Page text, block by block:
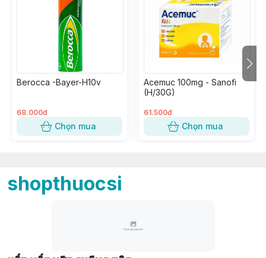
Berocca -Bayer-H10v
68.000đ
Chọn mua
Acemuc 100mg - Sanofi
(H/30G)
61.500đ
Chọn mua
shopthuocsi